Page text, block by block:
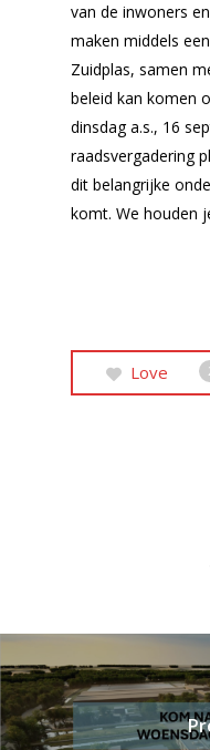
van de inwoners
maken middels
Zuidplas, samen
beleid kan komen
dinsdag a.s., 16
raadsvergadering
dit belangrijke
komt. We houden
Love